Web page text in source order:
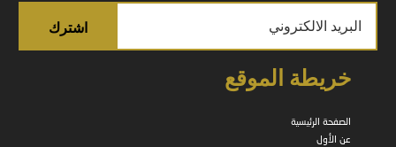
خريطة الموقع
الصفحة الرئيسية
عن الأول